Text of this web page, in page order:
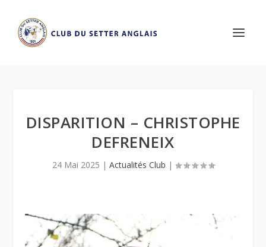
DISPARITION – CHRISTOPHE
DEFRENEIX
24 Mai 2025 | Actualités Club |